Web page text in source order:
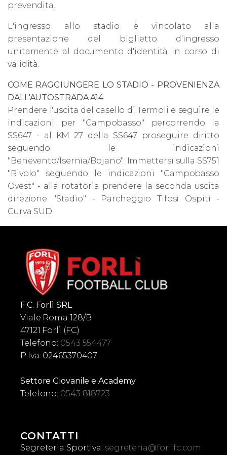
prevendita.
L'ingresso allo stadio è vincolato alla
presentazione del biglietto d'ingresso
unitamente al documento d'identità in corso di
validità.
COME RAGGIUNGERE LO STADIO - PROVENIENZA
DALL'AUTOSTRADA A14
Prendere l'uscita del casello di Termoli e seguire le
indicazioni per "Campobasso" percorrendo la
SS647 - al KM 27 della SS647 proseguire diritto
seguendo le indicazioni
"Benevento/Isernia/Bojano". Immettersi sulla SS751
"Rivolo" seguendo le indicazioni "Campobasso
Ovest" - alla rotatoria prendere la seconda uscita
direzione "Stadio" - Parcheggio Tifosi Ospiti -
Curva SUD
F.C. Forlì SRL
Viale Roma 128/B
47121 Forlì (FC)
Telefono: 0543 554477
P.Iva: 02465370407
Settore Giovanile e Academy
Telefono: 0543 818723
CONTATTI
Segreteria Sportiva: segreteria@forlifc.com